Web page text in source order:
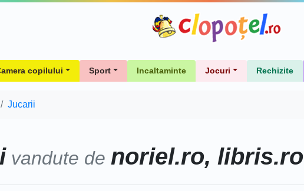
copilului Sport Incaltaminte Jocuri Rechizite
Jucarii
vandute de noriel.ro, libris.ro